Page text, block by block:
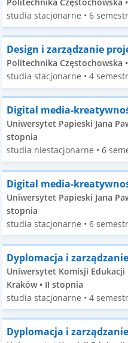
studia stacjonarne • 6
Design i zarządzanie
Politechnika Częstochowska
studia stacjonarne • 4
Digital media-
Uniwersytet Papieski Jana
stopnia
studia niestacjonarne • 6
Digital media-
Uniwersytet Papieski Jana
stopnia
studia stacjonarne • 6
Dyplomacja i
Uniwersytet Komisji
Kraków • II stopnia
studia stacjonarne • 4
Dyplomacja i